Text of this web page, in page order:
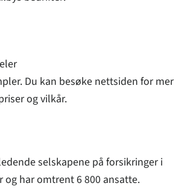
Du kan besøke nettsiden for mer
og vilkår.
selskapene på forsikringer i
har omtrent 6 800 ansatte.